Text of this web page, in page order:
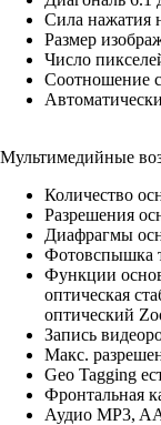
Сила нажатия
Размер
Число
Соотношение
Мультимедийные
Количество
Разрешения
Диафрагмы
Фотовспышка
Функции
оптическая
оптический
Запись
Макс.
Geo Tagging
Фронтальная
Аудио MP3,